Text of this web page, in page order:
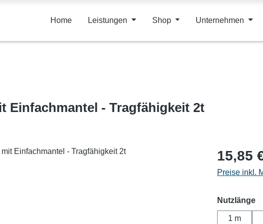
Home
Leistungen Shop Unternehmen
Einfachmantel - Tragfähigkeit 2t
15,85
Preise inkl.
Nutzlänge
1 m